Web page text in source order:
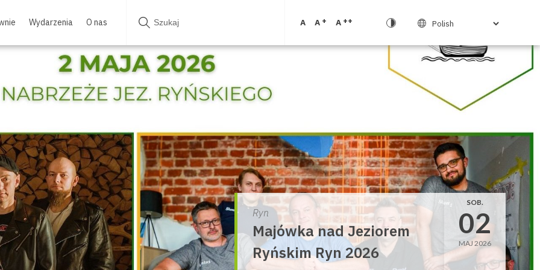
Wydarzenia O nas A A + A ++
Ryn
Majówka nad Jeziorem
Ryńskim Ryn 2026
SOB.
02
MAJ 2026